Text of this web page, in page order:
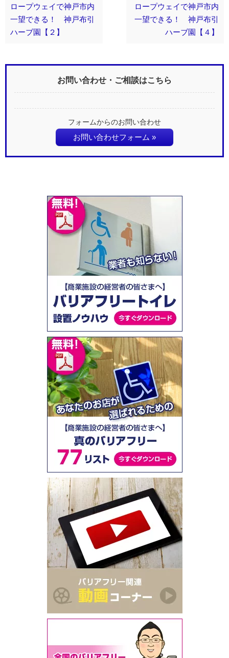
ロープウェイで神戸市内
一望できる！ 神戸布引
ハーブ園【２】
ロープウェイで神戸市内
一望できる！ 神戸布引
ハーブ園【４】
お問い合わせ・ご相談はこちら
フォームからのお問い合わせ
お問い合わせフォーム »